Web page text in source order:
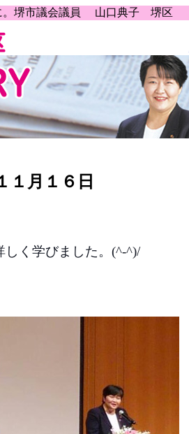
。堺市議会議員 山口典子 堺区
月１６日
く学びました。(^-^)/